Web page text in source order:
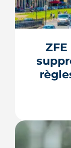
Entre la
ancien
devient
chantier
voici où
train de